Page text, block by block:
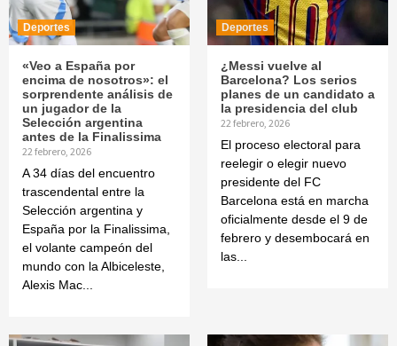
Deportes
«Veo a España por
encima de nosotros»: el
sorprendente análisis de
un jugador de la
Selección argentina
antes de la Finalissima
22 febrero, 2026
A 34 días del encuentro
trascendental entre la
Selección argentina y
España por la Finalissima,
el volante campeón del
mundo con la Albiceleste,
Alexis Mac...
Deportes
¿Messi vuelve al
Barcelona? Los serios
planes de un candidato a
la presidencia del club
22 febrero, 2026
El proceso electoral para
reelegir o elegir nuevo
presidente del FC
Barcelona está en marcha
oficialmente desde el 9 de
febrero y desembocará en
las...